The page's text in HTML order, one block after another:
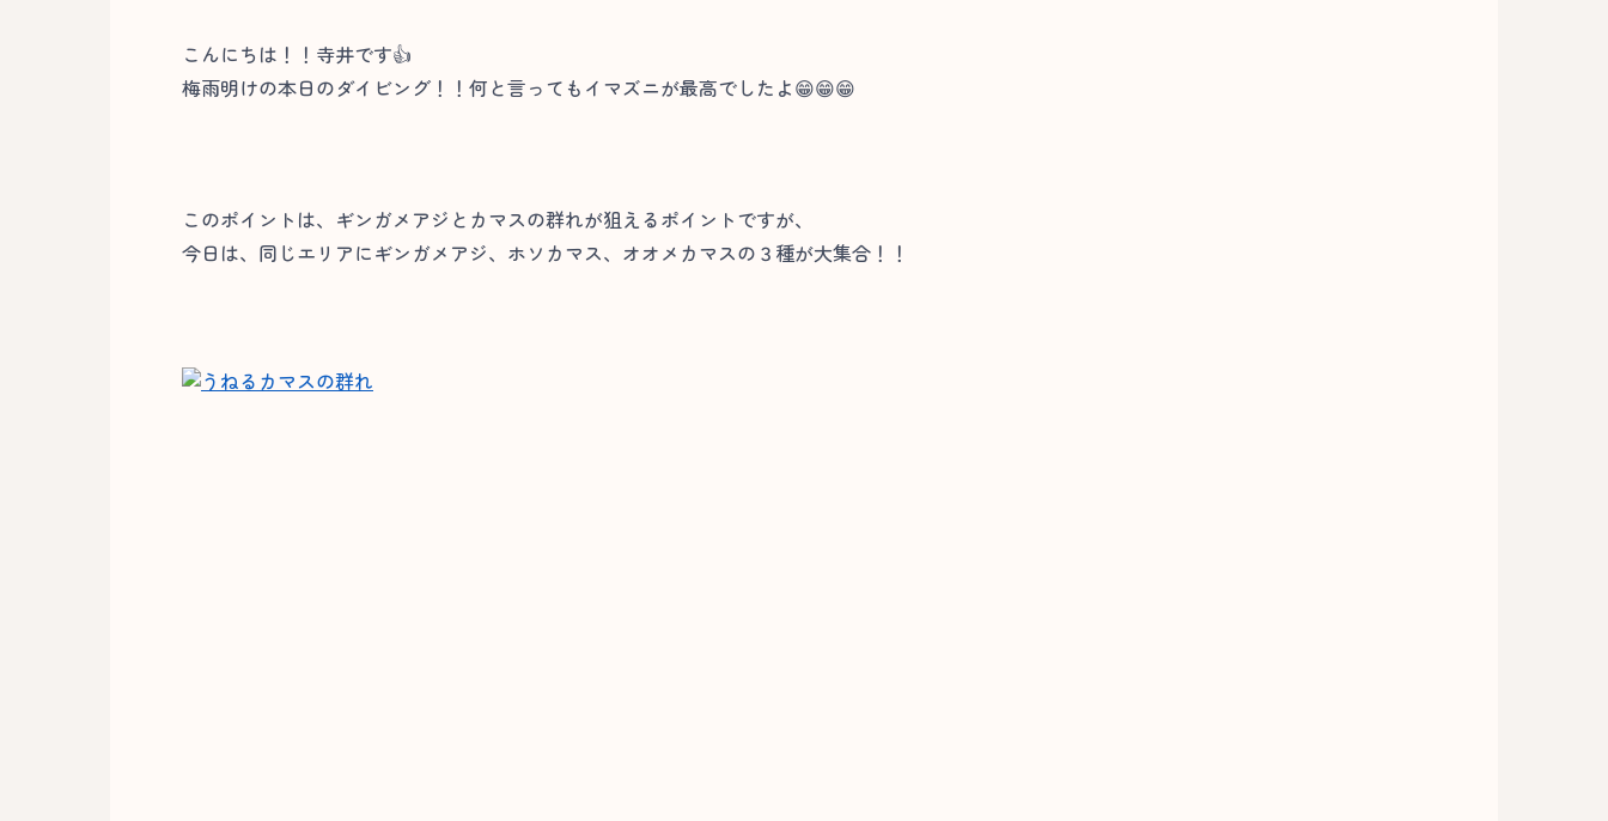
こんにちは！！寺井です👍
梅雨明けの本日のダイビング！！何と言ってもイマズニが最高でしたよ😁😁😁
このポイントは、ギンガメアジとカマスの群れが狙えるポイントですが、
今日は、同じエリアにギンガメアジ、ホソカマス、オオメカマスの３種が大集合！！